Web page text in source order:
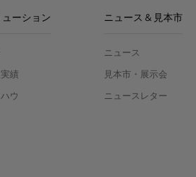
ューション
績
ウ
ニュース & 見本市
ニュース
見本市・展示会
ニュースレター